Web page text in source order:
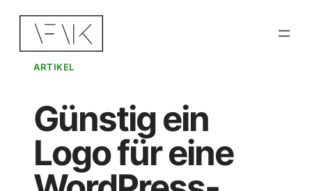
Zum
ARTIKEL
Günstig ein
Logo für eine